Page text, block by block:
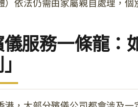
）依法仍需由家屬親自處理，個
儀服務一條龍：